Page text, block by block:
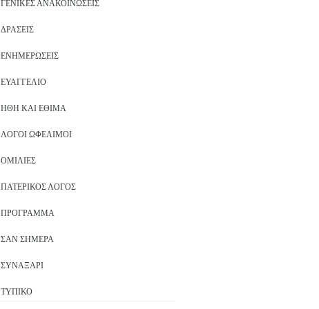
ΓΕΝΙΚΈΣ ΑΝΑΚΟΙΝΏΣΕΙΣ
ΔΡΆΣΕΙΣ
ΕΝΗΜΕΡΏΣΕΙΣ
ΕΥΑΓΓΈΛΙΟ
ΉΘΗ ΚΑΙ ΈΘΙΜΑ
ΛΌΓΟΙ ΩΦΈΛΙΜΟΙ
ΟΜΙΛΊΕΣ
ΠΑΤΕΡΙΚΌΣ ΛΌΓΟΣ
ΠΡΌΓΡΑΜΜΑ
ΣΑΝ ΣΉΜΕΡΑ
ΣΥΝΑΞΆΡΙ
ΤΥΠΙΚΌ